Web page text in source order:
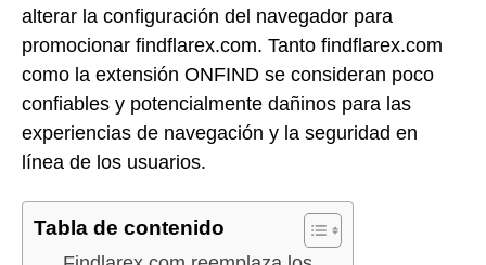
alterar la configuración del navegador para
promocionar findflarex.com. Tanto findflarex.com
como la extensión ONFIND se consideran poco
confiables y potencialmente dañinos para las
experiencias de navegación y la seguridad en
línea de los usuarios.
Tabla de contenido